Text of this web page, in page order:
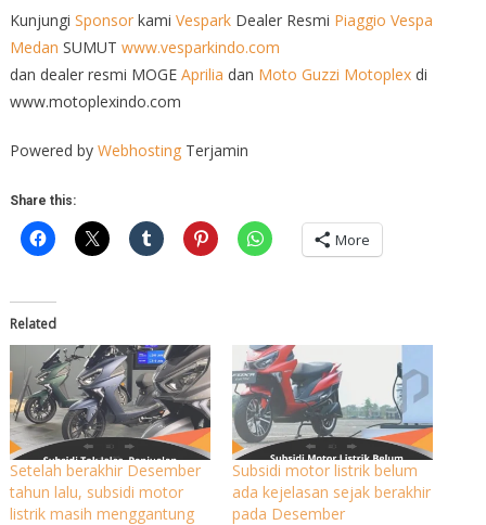
Kunjungi Sponsorkami VesparkDealer Resmi Piaggio Vespa
Medan SUMUT www.vesparkindo.com
dan dealer resmi MOGE Aprilia dan Moto Guzzi Motoplexdi
www.motoplexindo.com
Powered by WebhostingTerjamin
Share this:
More
Related
Setelah berakhir Desember
tahun lalu, subsidi motor
listrik masih menggantung
Subsidi motor listrik belum
ada kejelasan sejak berakhir
pada Desember